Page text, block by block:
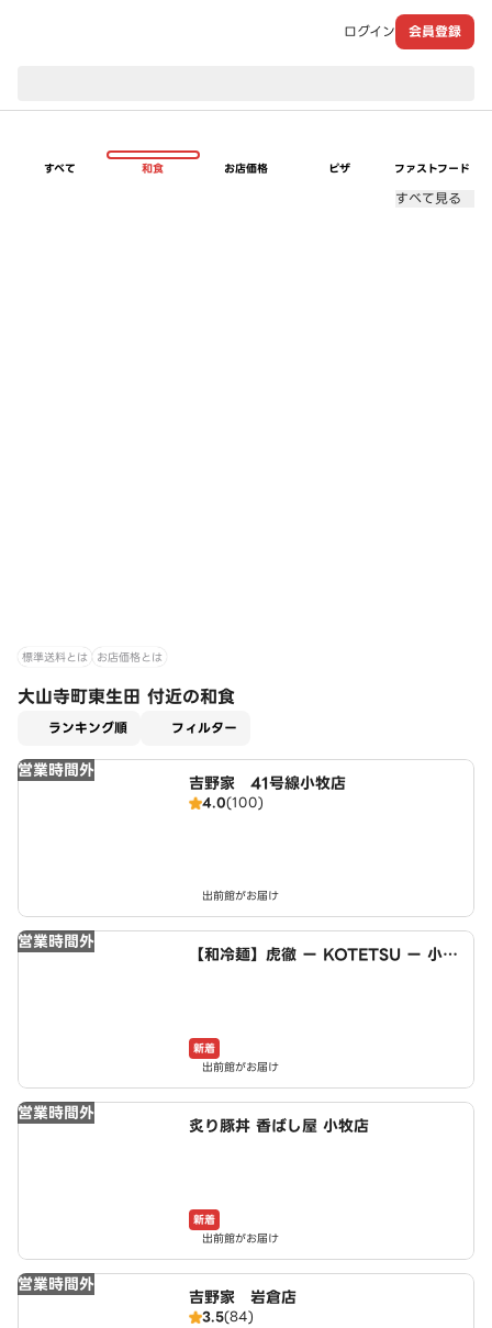
ログイン 会員登録
すべて 和食 お店価格 ピザ ファストフード
すべて見る
標準送料とは お店価格とは
大山寺町東生田 付近の和食
ランキング順 フィルター
営業時間外
吉野家 41号線小牧店
4.0(100)
出前館がお届け
営業時間外
【和冷麺】虎徹 ー KOTETSU ー 小牧
新着
出前館がお届け
営業時間外
炙り豚丼 香ばし屋 小牧店
新着
出前館がお届け
営業時間外
吉野家 岩倉店
3.5(84)